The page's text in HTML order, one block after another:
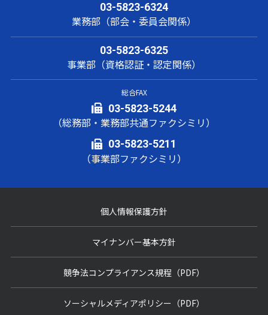
03-5823-6324
業務部（部会・委員会関係）
03-5823-6325
事業部（資格認証・認定関係）
総合FAX
03-5823-5244
（総務部・業務部共通ファクシミリ）
03-5823-5211
（事業部ファクシミリ）
個人情報保護方針
マイナンバー基本方針
競争法コンプライアンス規程（PDF）
ソーシャルメディアポリシー（PDF）